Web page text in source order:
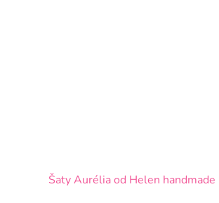
Šaty Aurélia od Helen